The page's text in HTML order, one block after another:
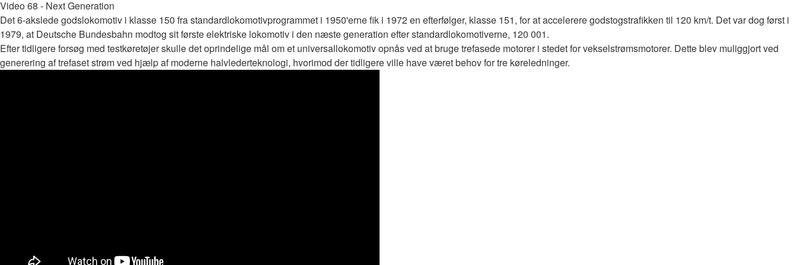
Video 68 - Next Generation
Det 6-akslede godslokomotiv i klasse 150 fra standardlokomotivprogrammet i 1950'erne fik i 1972 en efterfølger, klasse 151, for at accelerere godstogstrafikken til 120 km/t. Det var dog først i
1979, at Deutsche Bundesbahn modtog sit første elektriske lokomotiv i den næste generation efter standardlokomotiverne, 120 001.
Efter tidligere forsøg med testkøretøjer skulle det oprindelige mål om et universallokomotiv opnås ved at bruge trefasede motorer i stedet for vekselstrømsmotorer. Dette blev muliggjort ved
generering af trefaset strøm ved hjælp af moderne halvlederteknologi, hvorimod der tidligere ville have været behov for tre køreledninger.